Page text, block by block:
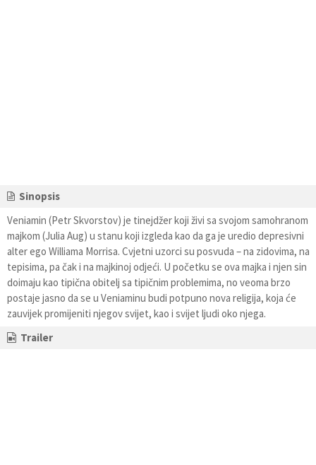
Sinopsis
Veniamin (Petr Skvorstov) je tinejdžer koji živi sa svojom samohranom
majkom (Julia Aug) u stanu koji izgleda kao da ga je uredio depresivni
alter ego Williama Morrisa. Cvjetni uzorci su posvuda – na zidovima, na
tepisima, pa čak i na majkinoj odjeći. U početku se ova majka i njen sin
doimaju kao tipična obitelj sa tipičnim problemima, no veoma brzo
postaje jasno da se u Veniaminu budi potpuno nova religija, koja će
zauvijek promijeniti njegov svijet, kao i svijet ljudi oko njega.
Trailer